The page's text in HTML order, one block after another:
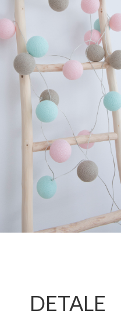
DETALE